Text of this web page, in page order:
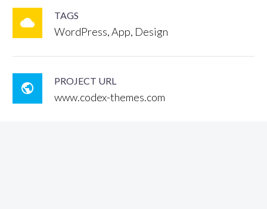

TAGS
WordPress, App, Design

PROJECT URL
www.codex-themes.com